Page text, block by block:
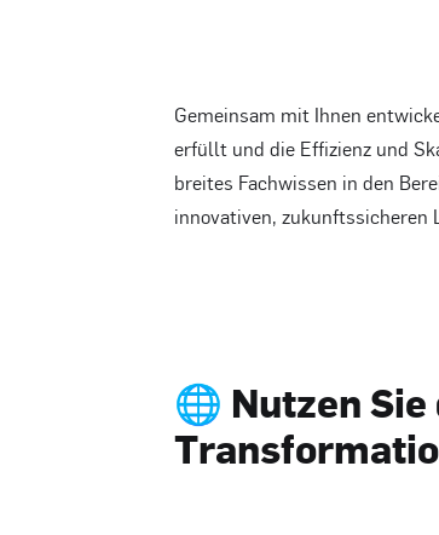
Gemeinsam mit Ihnen
erfüllt und die Effizienz und
breites Fachwissen in den
innovativen, zukunftssicheren
🌐 Nutzen